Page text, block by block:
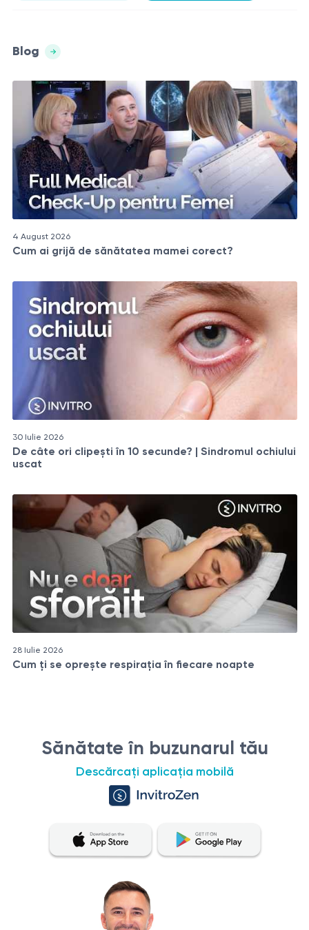
Blog
4 August 2026
Cum ai grijă de sănătatea mamei corect?
30 Iulie 2026
De câte ori clipești în 10 secunde? | Sindromul ochiului
uscat
28 Iulie 2026
Cum ți se oprește respirația în fiecare noapte
Sănătate în buzunarul tău
Descărcați aplicația mobilă